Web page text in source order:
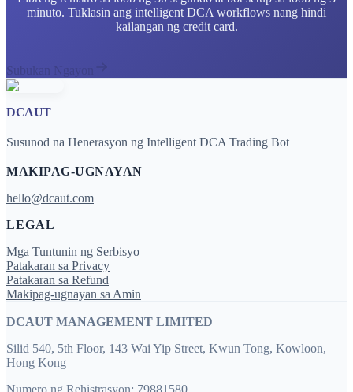
minuto. Tuklasin ang intelligent DCA workflows nang hindi
kailangan ng credit card.
Subukan Ngayon
DCAUT
Susunod na Henerasyon ng Intelligent DCA Trading Bot
MAKIPAG-UGNAYAN
hello@dcaut.com
LEGAL
Mga Tuntunin ng Serbisyo
Patakaran sa Privacy
Patakaran sa Refund
Makipag-ugnayan sa Amin
DCAUT MANAGEMENT LIMITED
Silid 540, 5th Floor, 143 Wai Yip Street, Kwun Tong, Kowloon,
Hong Kong
Numero ng Rehistrasyon: 79881580